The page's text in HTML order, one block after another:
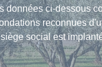
données ci-dessous
reconnues
social est